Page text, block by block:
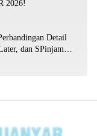
2026!
Detail
dan SPinjam